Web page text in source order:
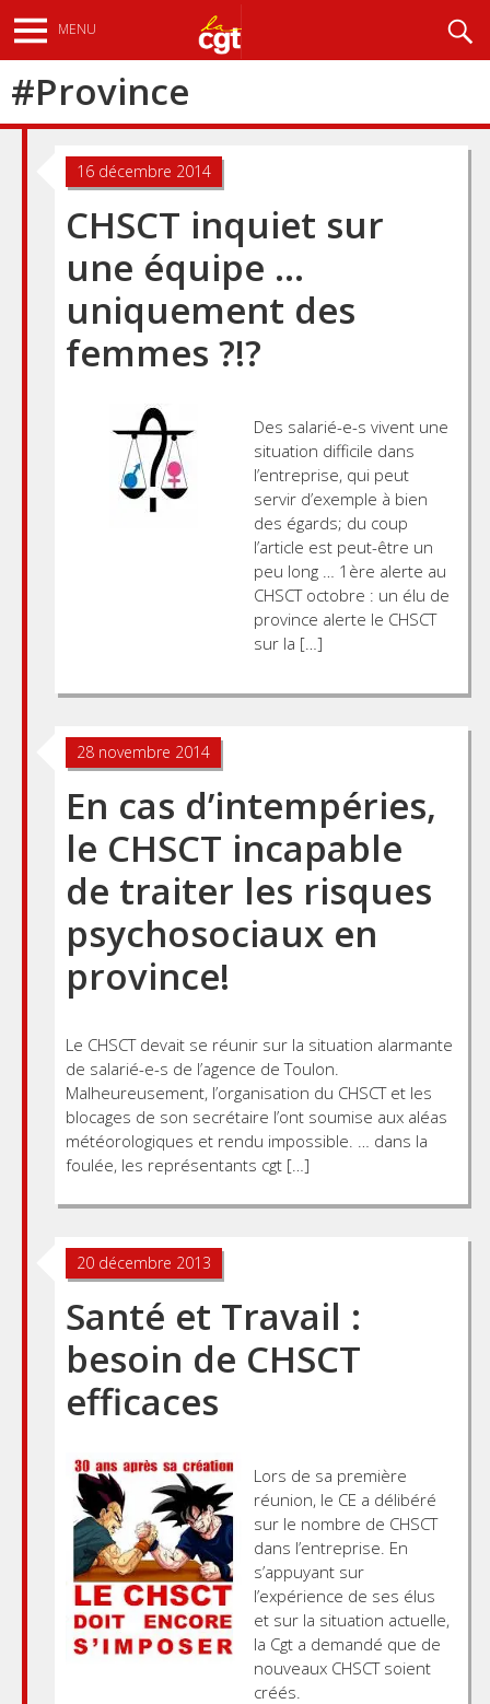
au
contenu
principal
MENU
#Province
16 décembre 2014
CHSCT inquiet sur
une équipe …
uniquement des
femmes ?!?
Des salarié-e-s vivent une
situation difficile dans
l’entreprise, qui peut
servir d’exemple à bien
des égards; du coup
l’article est peut-être un
peu long … 1ère alerte au
CHSCT octobre : un élu de
province alerte le CHSCT
sur la […]
28 novembre 2014
En cas d’intempéries,
le CHSCT incapable
de traiter les risques
psychosociaux en
province!
Le CHSCT devait se réunir sur la situation alarmante
de salarié-e-s de l’agence de Toulon.
Malheureusement, l’organisation du CHSCT et les
blocages de son secrétaire l’ont soumise aux aléas
météorologiques et rendu impossible. … dans la
foulée, les représentants cgt […]
20 décembre 2013
Santé et Travail :
besoin de CHSCT
efficaces
Lors de sa première
réunion, le CE a délibéré
sur le nombre de CHSCT
dans l’entreprise. En
s’appuyant sur
l’expérience de ses élus
et sur la situation actuelle,
la Cgt a demandé que de
nouveaux CHSCT soient
créés.